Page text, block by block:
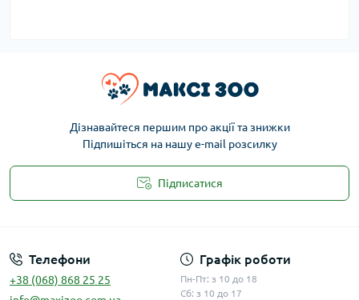
Дізнавайтеся першим про акції та знижки
Підпишіться на нашу e-mail розсилку
Підписатися
Телефони
+38 (068) 868 25 25
Графік роботи
Пн-Пт: з 10 до 18
Сб: з 10 до 17